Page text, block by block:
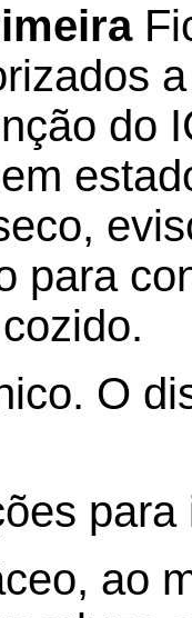
do
para
O
ao